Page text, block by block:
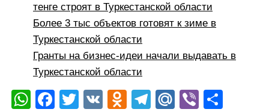
тенге строят в Туркестанской области
Более 3 тыс объектов готовят к зиме в
Туркестанской области
Гранты на бизнес-идеи начали выдавать в
Туркестанской области
W F
T
V
O
T
M Vi